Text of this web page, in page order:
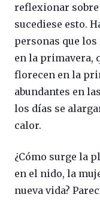
reflexionar sobre
sucediese esto.
personas que
en la primavera,
florecen en la
abundantes en
los días se
calor.
¿Cómo surge la
en el nido, la
nueva vida?